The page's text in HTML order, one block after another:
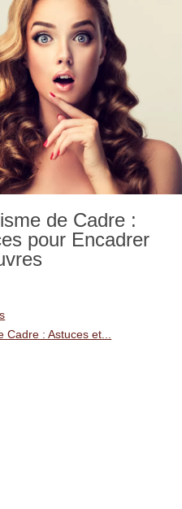
de Cadre :
pour Encadrer
: Astuces et...